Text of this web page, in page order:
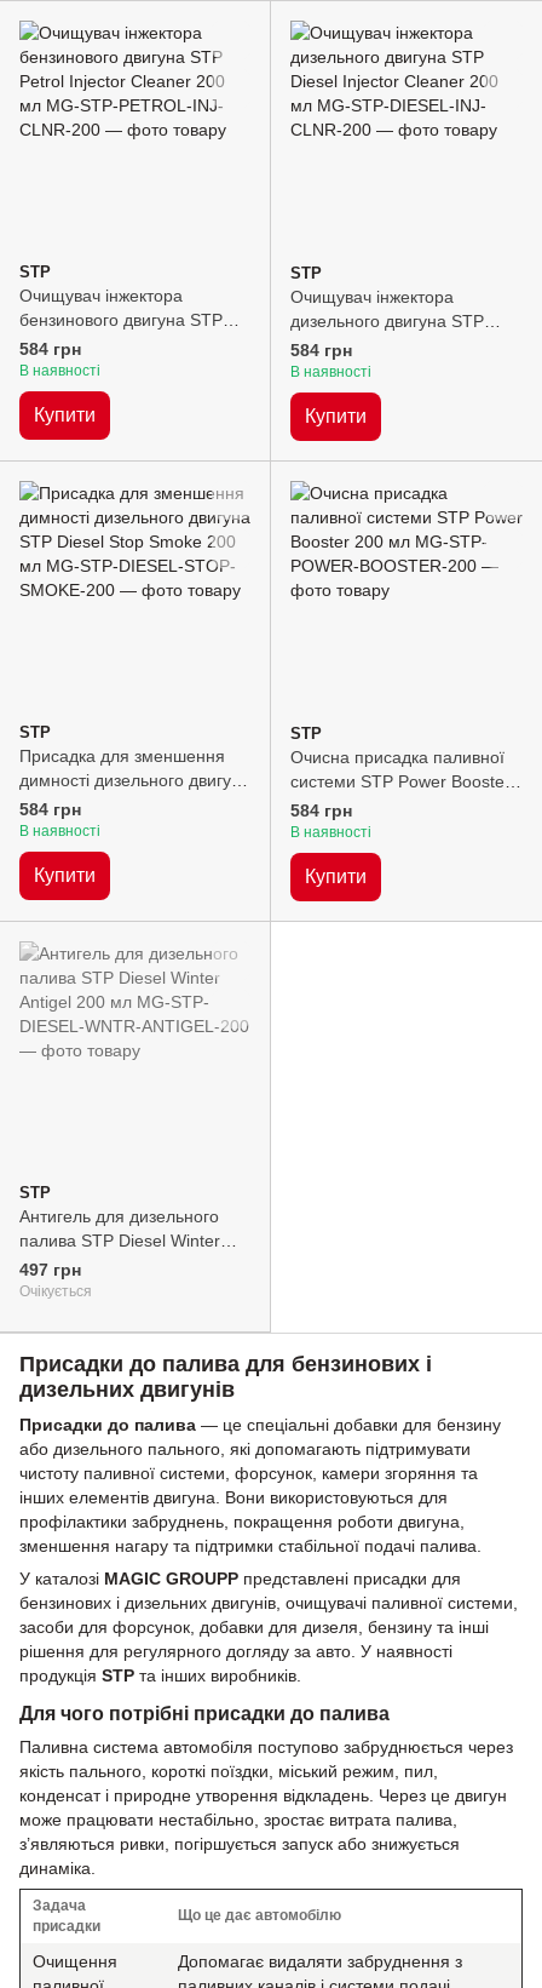
STP
Очищувач інжектора
бензинового двигуна STP
Petrol Injector Cleaner 200
мл
584 грн
В наявності
Купити
STP
Очищувач інжектора
дизельного двигуна STP
Diesel Injector Cleaner 200
мл
584 грн
В наявності
Купити
STP
Присадка для зменшення
димності дизельного двигуна
STP Diesel Stop Smoke 200
мл
584 грн
В наявності
Купити
STP
Очисна присадка паливної
системи STP Power Booster
200 мл
584 грн
В наявності
Купити
STP
Антигель для дизельного
палива STP Diesel Winter
Antigel 200 мл
497 грн
Очікується
Присадки до палива для бензинових і
дизельних двигунів
Присадки до палива — це спеціальні добавки для бензину
або дизельного пального, які допомагають підтримувати
чистоту паливної системи, форсунок, камери згоряння та
інших елементів двигуна. Вони використовуються для
профілактики забруднень, покращення роботи двигуна,
зменшення нагару та підтримки стабільної подачі палива.
У каталозі MAGIC GROUPP представлені присадки для
бензинових і дизельних двигунів, очищувачі паливної системи,
засоби для форсунок, добавки для дизеля, бензину та інші
рішення для регулярного догляду за авто. У наявності
продукція STP та інших виробників.
Для чого потрібні присадки до палива
Паливна система автомобіля поступово забруднюється через
якість пального, короткі поїздки, міський режим, пил,
конденсат і природне утворення відкладень. Через це двигун
може працювати нестабільно, зростає витрата палива,
з’являються ривки, погіршується запуск або знижується
динаміка.
Задача
присадки
Що це дає автомобілю
Очищення
Допомагає видаляти забруднення з